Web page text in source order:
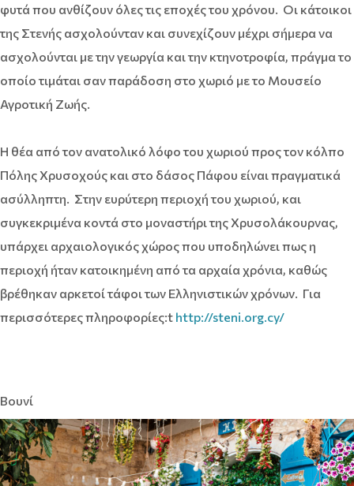
φυτά που ανθίζουν όλες τις εποχές του χρόνου. Οι κάτοικοι
της Στενής ασχολούνταν και συνεχίζουν μέχρι σήμερα να
ασχολούνται με την γεωργία και την κτηνοτροφία, πράγμα το
οποίο τιμάται σαν παράδοση στο χωριό με το Μουσείο
Αγροτική Ζωής.
Η θέα από τον ανατολικό λόφο του χωριού προς τον κόλπο
Πόλης Χρυσοχούς και στο δάσος Πάφου είναι πραγματικά
ασύλληπτη. Στην ευρύτερη περιοχή του χωριού, και
συγκεκριμένα κοντά στο μοναστήρι της Χρυσολάκουρνας,
υπάρχει αρχαιολογικός χώρος που υποδηλώνει πως η
περιοχή ήταν κατοικημένη από τα αρχαία χρόνια, καθώς
βρέθηκαν αρκετοί τάφοι των Ελληνιστικών χρόνων. Για
περισσότερες πληροφορίες:t http://steni.org.cy/
Βουνί